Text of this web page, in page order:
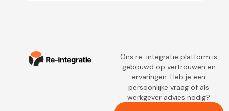
Ons re-integratie platform is
gebouwd op vertrouwen en
ervaringen. Heb je een
persoonlijke vraag of als
werkgever advies nodig?